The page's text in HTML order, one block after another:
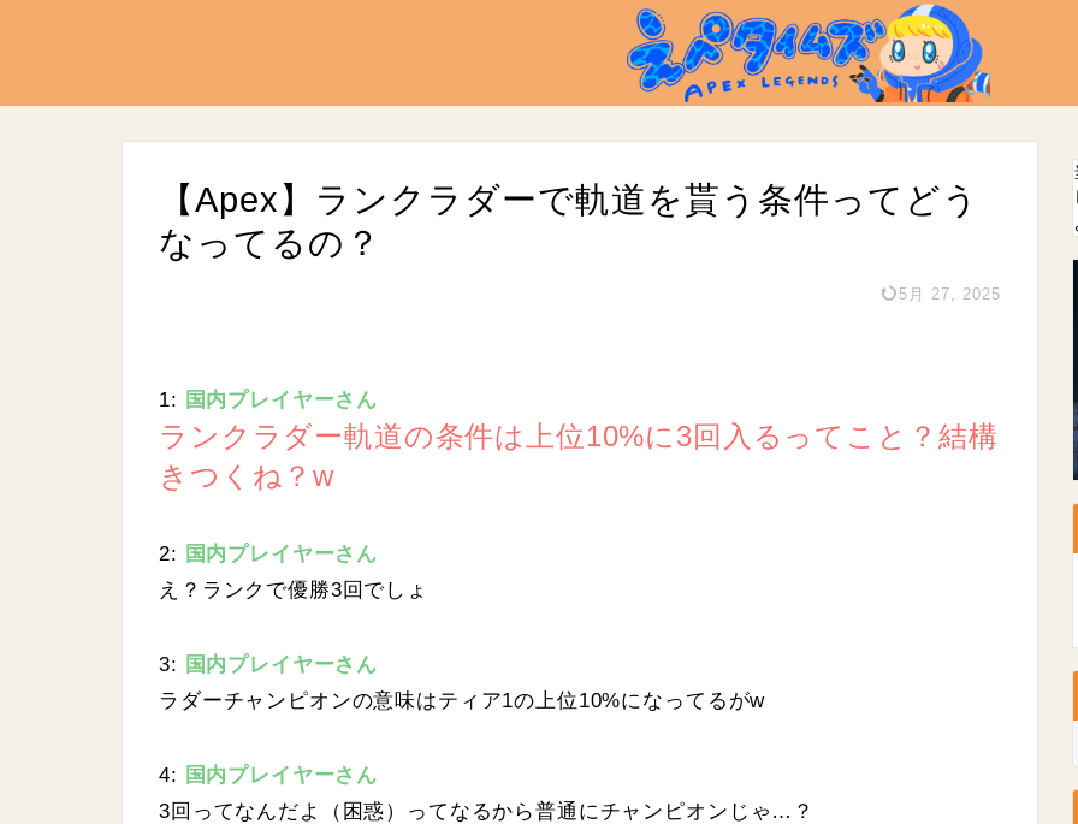
【Apex】ランクラダーで軌道を貰う条件ってどう
なってるの？
5月 27, 2025
n
m
o
a
%
1: 国内プレイヤーさん
ランクラダー軌道の条件は上位10%に3回入るってこと？結構
きつくね？w
2: 国内プレイヤーさん
え？ランクで優勝3回でしょ
3: 国内プレイヤーさん
ラダーチャンピオンの意味はティア1の上位10%になってるがw
4: 国内プレイヤーさん
3回ってなんだよ（困惑）ってなるから普通にチャンピオンじゃ…？